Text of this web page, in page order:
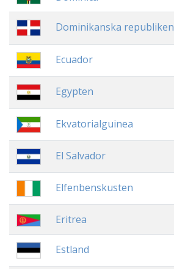
Dominikanska republiken
Ecuador
Egypten
Ekvatorialguinea
El Salvador
Elfenbenskusten
Eritrea
Estland